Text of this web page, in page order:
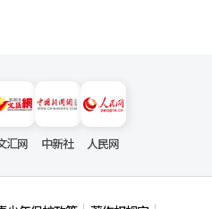
汇网 中新社 人民网